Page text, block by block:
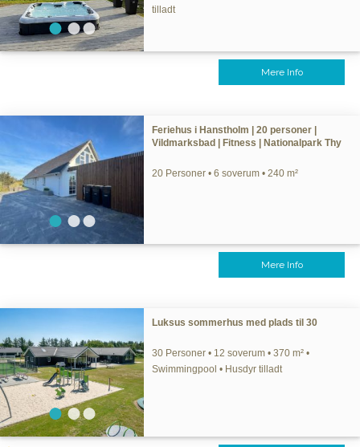
tilladt
Mere Info
Feriehus i Hanstholm | 20 personer |
Vildmarksbad | Fitness | Nationalpark Thy
20 Personer • 6 soverum • 240 m²
Mere Info
Luksus sommerhus med plads til 30
30 Personer • 12 soverum • 370 m² •
Swimmingpool • Husdyr tilladt